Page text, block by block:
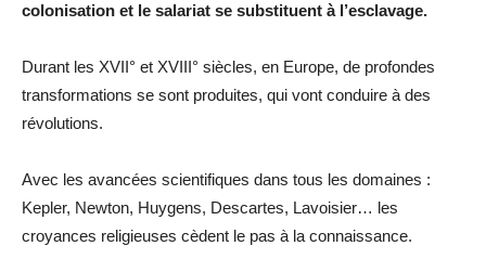
colonisation et le salariat se substituent à l’esclavage.
Durant les XVII° et XVIII° siècles, en Europe, de profondes
transformations se sont produites, qui vont conduire à des
révolutions.
Avec les avancées scientifiques dans tous les domaines :
Kepler, Newton, Huygens, Descartes, Lavoisier… les
croyances religieuses cèdent le pas à la connaissance.